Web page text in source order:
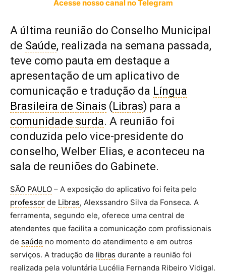
Acesse nosso canal no Telegram
A última reunião do Conselho Municipal
de Saúde, realizada na semana passada,
teve como pauta em destaque a
apresentação de um aplicativo de
comunicação e tradução da Língua
Brasileira de Sinais (Libras) para a
comunidade surda. A reunião foi
conduzida pelo vice-presidente do
conselho, Welber Elias, e aconteceu na
sala de reuniões do Gabinete.
SÃO PAULO – A exposição do aplicativo foi feita pelo
professor de Libras, Alexssandro Silva da Fonseca. A
ferramenta, segundo ele, oferece uma central de
atendentes que facilita a comunicação com profissionais
de saúde no momento do atendimento e em outros
serviços. A tradução de libras durante a reunião foi
realizada pela voluntária Lucélia Fernanda Ribeiro Vidigal.